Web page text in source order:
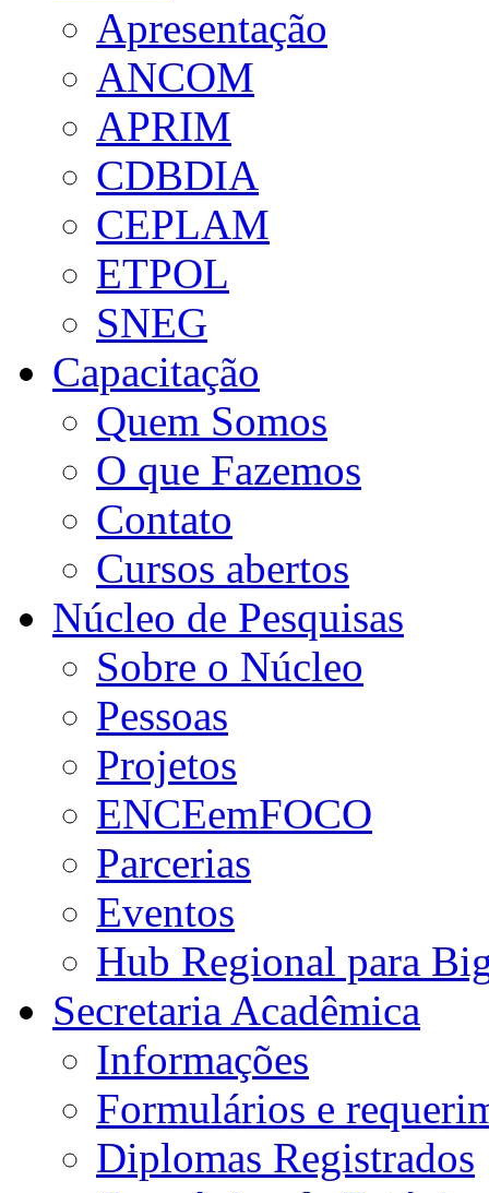
Apresentação
ANCOM
APRIM
CDBDIA
CEPLAM
ETPOL
SNEG
Capacitação
Quem Somos
O que Fazemos
Contato
Cursos abertos
Núcleo de Pesquisas
Sobre o Núcleo
Pessoas
Projetos
ENCEemFOCO
Parcerias
Eventos
Hub Regional para
Secretaria Acadêmica
Informações
Formulários e
Diplomas Registrados